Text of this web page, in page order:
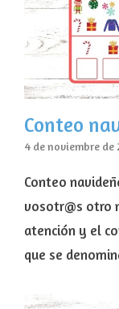
Conteo
4 de noviembre de
Conteo
vosotr@s otro
atención y el
que se